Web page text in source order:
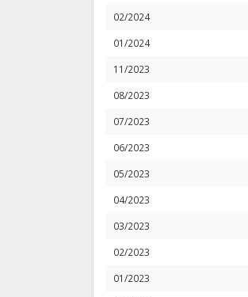
02/2024
01/2024
11/2023
08/2023
07/2023
06/2023
05/2023
04/2023
03/2023
02/2023
01/2023